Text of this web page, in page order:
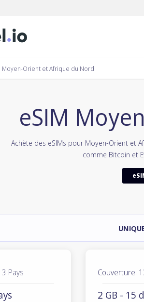
Moyen-Orient et Afrique du Nord
eSIM
Achète des eSIMs pour Moyen-Orient et
comme Bitcoin et
Pays Couverture:
2 GB - 15